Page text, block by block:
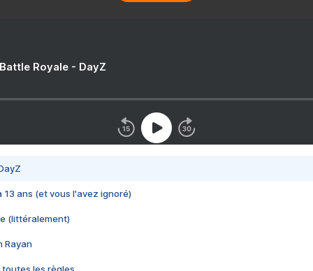
Royale - DayZ
13 ans (et vous l'avez ignoré)
(littéralement)
Rayan